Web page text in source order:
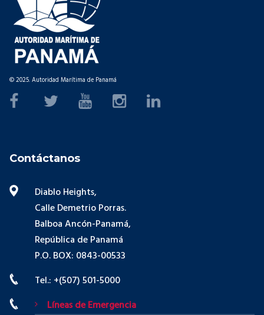
© 2025. Autoridad Marítima de Panamá
Contáctanos
Diablo Heights,
Calle Demetrio Porras.
Balboa Ancón-Panamá,
República de Panamá
P.O. BOX: 0843-00533
Tel.: +(507) 501-5000
Líneas de Emergencia